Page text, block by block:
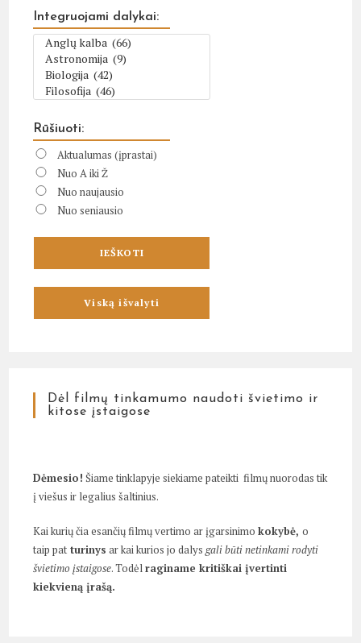
Integruojami dalykai:
Rūšiuoti:
Aktualumas (įprastai)
Nuo A iki Ž
Nuo naujausio
Nuo seniausio
Dėl filmų tinkamumo naudoti švietimo ir
kitose įstaigose
Dėmesio! Šiame tinklapyje siekiame pateikti filmų nuorodas tik
į viešus ir legalius šaltinius.
Kai kurių čia esančių filmų vertimo ar įgarsinimokokybė,o
taip pat turinys ar kai kurios jo dalysgali būti netinkami rodyti
švietimo įstaigose. Todėlraginame kritiškai įvertinti
kiekvieną įrašą.